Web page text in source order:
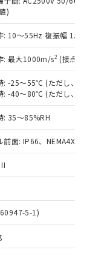
)
: 10～55Hz 複振幅
: 最大1000m/s2 (接点
: -25～55℃ (ただし、氷
: -40～80℃ (ただし、氷
: 35～85%RH
前面: IP66、NEMA4X,
5-1)
果は、
内デー
り、閲
よび標
とをご
はお客
当のオ
売員に
販売拠
をご確認
当社の
たは開
成サー
、I-Web
必要が
下、 カド
エーテル類
ルヘキシ
ル酸ブチ
ジブチル
チル
に対する
、予定
カドミウ
化ビフェ
ニルエーテ
タル酸ジ
ルベンジ
てが基
有害物
影響を
お問
輸出
、日本
取引許
きを
は、完
されな
サイ
その他
に一切
売する
容を当
社は、
者が違
は、取
あり
につ
、ま
制御
ご確
況の